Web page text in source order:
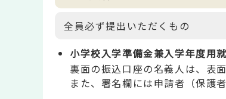
全員必ず提出いただくもの
小学校入学準備金兼入学年度用
裏面の振込口座の名義人は、表
また、署名欄には申請者（保護